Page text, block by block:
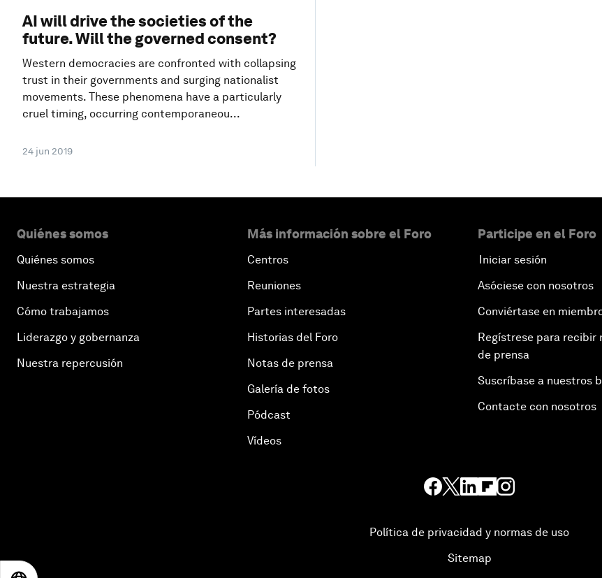
AI will drive the societies of the
future. Will the governed consent?
Western democracies are confronted with collapsing
trust in their governments and surging nationalist
movements. These phenomena have a particularly
cruel timing, occurring contemporaneou...
24 jun 2019
Quiénes somos
Quiénes somos
Nuestra estrategia
Cómo trabajamos
Liderazgo y gobernanza
Nuestra repercusión
Más información sobre el Foro
Centros
Reuniones
Partes interesadas
Historias del Foro
Notas de prensa
Galería de fotos
Pódcast
Vídeos
Participe en el Foro
Iniciar sesión
Asóciese con nosotros
Conviértase en
Regístrese para recibir
de prensa
Suscríbase a nuestros
Contacte con nosotros
Política de privacidad y normas de uso
Sitemap